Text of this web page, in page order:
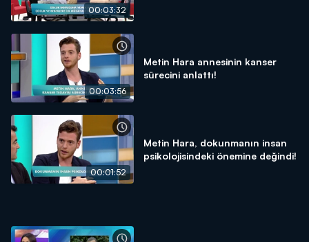
00:03:32
00:03:56
Metin Hara annesinin kanser
sürecini anlattı!
00:01:52
Metin Hara, dokunmanın insan
psikolojisindeki önemine değindi!